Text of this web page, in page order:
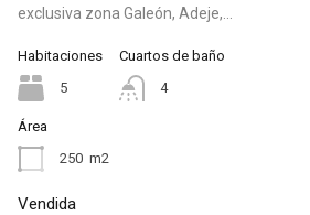
exclusiva zona Galeón, Adeje,…
Habitaciones
5
Cuartos de baño
4
Área
250 m2
Vendida